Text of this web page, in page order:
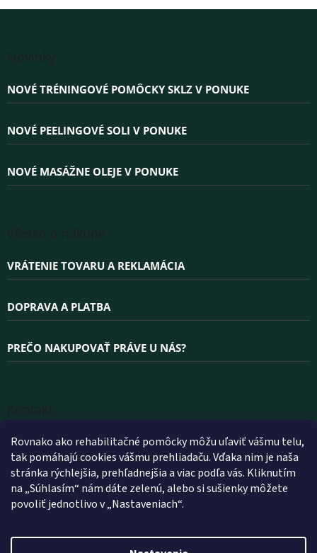
Rovnako ako rehabilitačné pomôcky môžu uľaviť vášmu telu,
tak pomáhajú cookies vášmu prehliadaču. Vďaka nim je naša
stránka rýchlejšia, prehľadnejšia a viac podľa vás. Kliknutím
na „Súhlasím“ nám dáte zelenú, alebo si sušienky môžete
povoliť jednotlivo v „Nastaveniach“.
NOVÉ TRÉNINGOVÉ POMÔCKY SKLZ V PONUKE
NOVÉ PEELINGOVÉ SOLI V PONUKE
NOVÉ MASÁŽNE OLEJE V PONUKE
VRÁTENIE TOVARU A REKLAMÁCIA
DOPRAVA A PLATBA
PREČO NAKUPOVAŤ PRÁVE U NÁS?
INFO@WELLEA.SK
+420 800 200 900
+420 602 112 602
FACEBOOK